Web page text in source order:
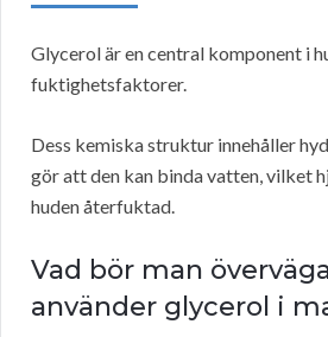
Glycerol är en central komponent i
fuktighetsfaktorer.
Dess kemiska struktur innehåller
gör att den kan binda vatten, vilket
huden återfuktad.
Vad bör man
använder glycerol i